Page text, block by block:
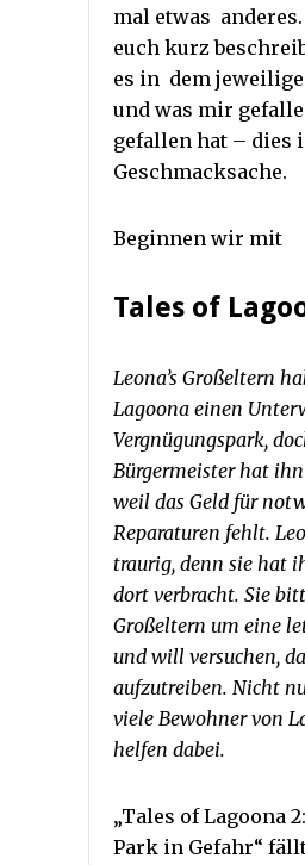
mal etwas
euch kurz
es in dem
und was mir
gefallen hat – dies
Geschmacksache.
Beginnen wir mit
Tales of
Leona’s Großeltern
Lagoona einen
Vergnügungspark,
Bürgermeister hat ihn
weil das Geld für
Reparaturen fehlt.
traurig, denn sie hat
dort verbracht. Sie
Großeltern um eine
und will versuchen,
aufzutreiben. Nicht
viele Bewohner von
helfen dabei.
„Tales of Lagoona
Park in Gefahr“